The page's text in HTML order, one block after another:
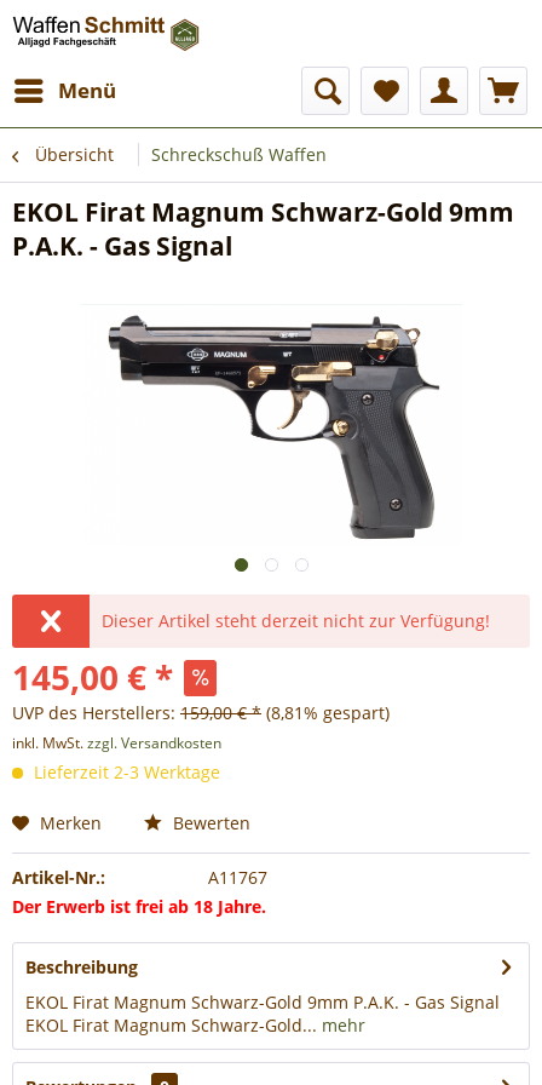
Menü
Übersicht Schreckschuß Waffen
EKOL Firat Magnum Schwarz-Gold 9mm
P.A.K. - Gas Signal
Dieser Artikel steht derzeit nicht zur Verfügung!
145,00 € *
UVP des Herstellers: 159,00 € * (8,81% gespart)
inkl. MwSt.zzgl. Versandkosten
Lieferzeit 2-3 Werktage
Merken Bewerten
Artikel-Nr.:
A11767
Der Erwerb ist frei ab 18 Jahre.
Beschreibung
EKOL Firat Magnum Schwarz-Gold 9mm P.A.K. - Gas Signal
EKOL Firat Magnum Schwarz-Gold... mehr